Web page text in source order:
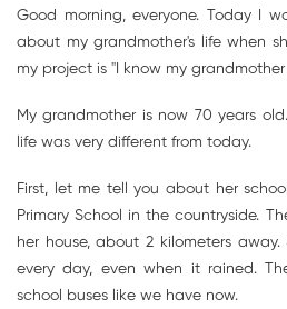
Good morning, everyone. Today I
about my grandmother's life when
my project is "I know my grandmother
My grandmother is now 70 years
life was very different from today.
First, let me tell you about her
Primary School in the countryside.
her house, about 2 kilometers
every day, even when it rained.
school buses like we have now.